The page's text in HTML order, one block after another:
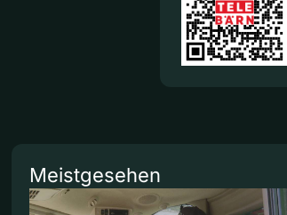
Meistgesehen